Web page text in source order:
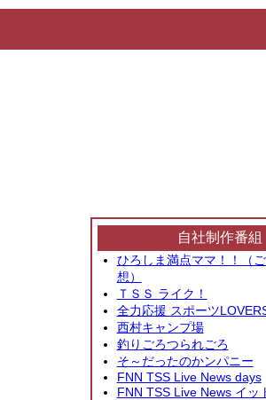
自社制作番組
ひろしま満点ママ！！（
想）
ＴＳＳ ライク！
全力応援 スポーツ
西村キャンプ場
釣りごろつられごろ
そ～だったのかンパニー
FNN TSS Live News days
FNN TSS Live News イッ